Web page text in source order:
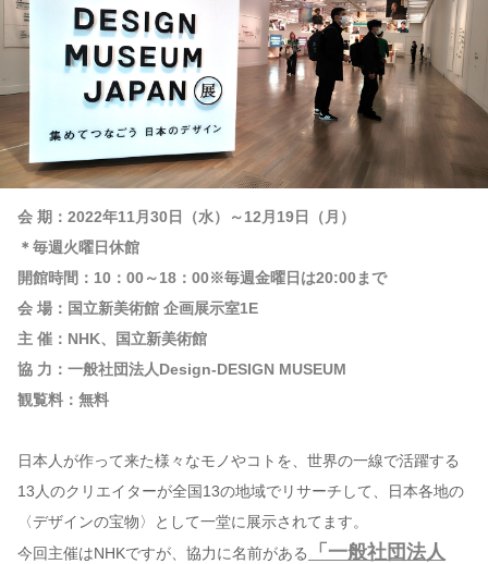
会 期：2022年11月30日（水）～12月19日（月）
＊毎週火曜日休館
開館時間：10：00～18：00※毎週金曜日は20:00まで
会 場：国立新美術館 企画展示室1E
主 催：NHK、国立新美術館
協 力：一般社団法人Design-DESIGN MUSEUM
観覧料：無料
日本人が作って来た様々なモノやコトを、世界の一線で活躍する
13人のクリエイターが全国13の地域でリサーチして、日本各地の
〈デザインの宝物〉として一堂に展示されてます。
今回主催はNHKですが、協力に名前がある
「一般社団法人